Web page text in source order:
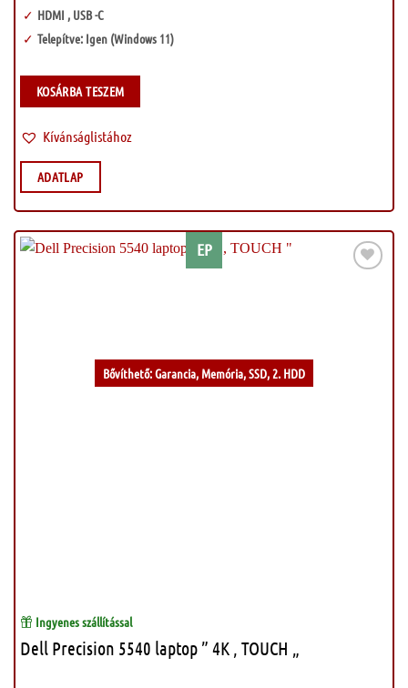
HDMI , USB -C
Telepítve: Igen (Windows 11)
KOSÁRBA TESZEM
Kívánságlistához
ADATLAP
EP
Bővíthető: Garancia, Memória, SSD, 2. HDD
Ingyenes szállítással
Dell Precision 5540 laptop ” 4K , TOUCH „